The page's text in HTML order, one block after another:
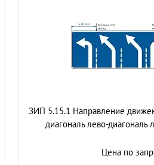
ЗИП 5.15.1 Направление
диагональ лево-диагональ
Цена по